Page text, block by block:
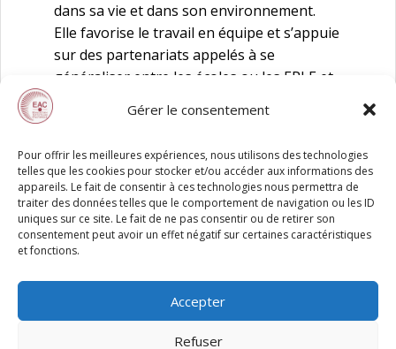
Gérer le consentement
Pour offrir les meilleures expériences, nous utilisons des technologies
telles que les cookies pour stocker et/ou accéder aux informations des
appareils. Le fait de consentir à ces technologies nous permettra de
traiter des données telles que le comportement de navigation ou les ID
uniques sur ce site. Le fait de ne pas consentir ou de retirer son
consentement peut avoir un effet négatif sur certaines caractéristiques
et fonctions.
Accepter
Refuser
dans sa vie et dans son environnement.
Elle favorise le travail en équipe et s’appuie
sur des partenariats appelés à se
généraliser entre les écoles ou les EPLE et